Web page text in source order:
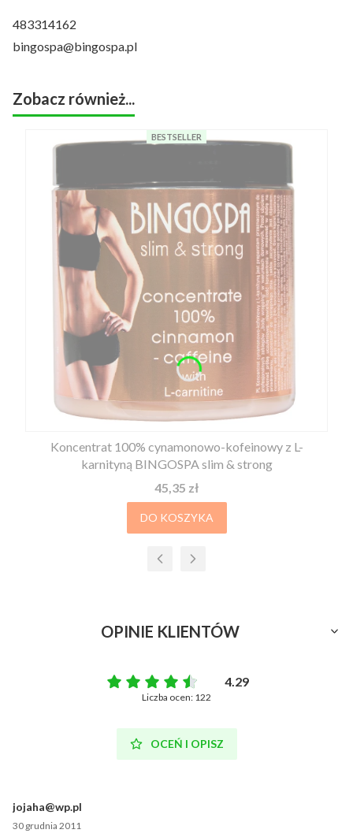
483314162
bingospa@bingospa.pl
Zobacz również...
BESTSELLER
Koncentrat 100% cynamonowo-kofeinowy z L-
karnityną BINGOSPA slim & strong
Cena
45,35 zł
DO KOSZYKA
OPINIE KLIENTÓW
4.29
Liczba ocen: 122
OCEŃ I OPISZ
jojaha@wp.pl
30 grudnia 2011